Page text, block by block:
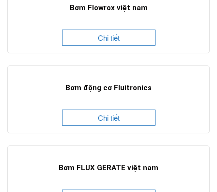
Bơm Flowrox việt nam
Chi tiết
Bơm động cơ Fluitronics
Chi tiết
Bơm FLUX GERATE việt nam